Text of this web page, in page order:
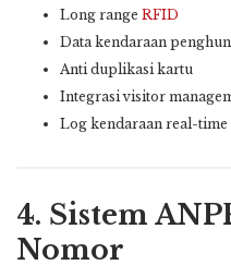
Long range RFID
Data kendaraan
Anti duplikasi kartu
Integrasi visitor
Log kendaraan real-time
4. Sistem
Nomor